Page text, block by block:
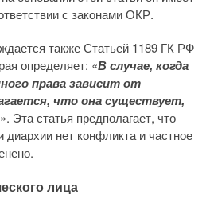
с законами ОКР.
также Статьей 1189 ГК РФ
определяет: «В случае, когда
права зависит от
что она существует,
». Эта статья предполагает, что
нет конфликта и частное
лица